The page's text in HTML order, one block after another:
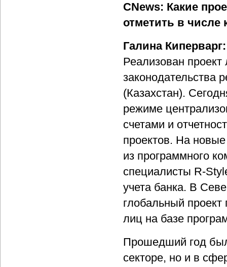
CNews: Какие
отметить в
Галина Киперварг:
Реализован
законодательства
(Казахстан).
режиме
счетами и
проектов. На
из программного
специалисты R-
учета банка. В
глобальный
лиц на базе
Прошедший год
секторе, но и в